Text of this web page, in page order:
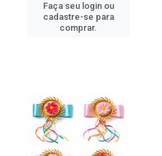
Faça seu login ou
cadastre-se para
comprar.